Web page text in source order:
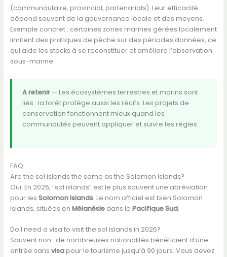
(communautaire, provincial, partenariats). Leur efficacité
dépend souvent de la gouvernance locale et des moyens.
Exemple concret : certaines zones marines gérées localement
limitent des pratiques de pêche sur des périodes données, ce
qui aide les stocks à se reconstituer et améliore l’observation
sous-marine.
A retenir— Les écosystèmes terrestres et marins sont
liés : la forêt protège aussi les récifs. Les projets de
conservation fonctionnent mieux quand les
communautés peuvent appliquer et suivre les règles.
FAQ
Are the sol islands the same as the Solomon Islands?
Oui. En 2026, “sol islands” est le plus souvent une abréviation
pour les Solomon Islands. Le nom officiel est bien Solomon
Islands, situées en Mélanésiedans le Pacifique Sud.
Do I need a visa to visit the sol islands in 2026?
Souvent non : de nombreuses nationalités bénéficient d’une
entrée sans visapour le tourisme jusqu’à 90 jours. Vous devez